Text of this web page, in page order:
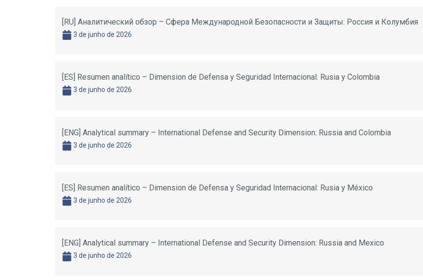
[RU] Аналитический обзор – Сфера Международной Безопасности и Защиты: Россия и Колумбия
3 de junho de 2026
[ES] Resumen analítico – Dimension de Defensa y Seguridad Internacional: Rusia y Colombia
3 de junho de 2026
[ENG] Analytical summary – International Defense and Security Dimension: Russia and Colombia
3 de junho de 2026
[ES] Resumen analítico – Dimension de Defensa y Seguridad Internacional: Rusia y México
3 de junho de 2026
[ENG] Analytical summary – International Defense and Security Dimension: Russia and Mexico
3 de junho de 2026